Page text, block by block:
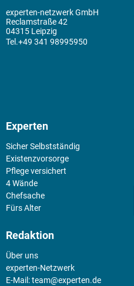
experten-netzwerk GmbH
Reclamstraße 42
04315 Leipzig
+49 341 98995950
Experten
Sicher Selbstständig
Existenz­vorsorge
Pflege versichert
4 Wände
Chefsache
Fürs Alter
Redaktion
Über uns
experten-Netzwerk
E-Mail:team@experten.de